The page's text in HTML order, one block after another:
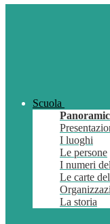
Scuola
I luoghi
Le persone
I numeri
Le carte
La storia